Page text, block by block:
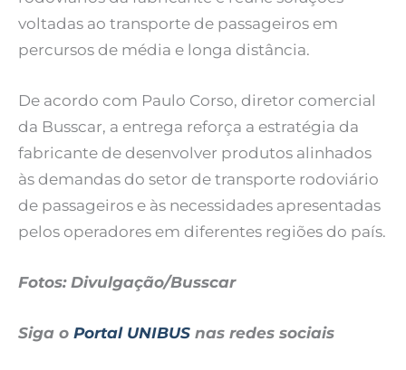
voltadas ao transporte de passageiros em
percursos de média e longa distância.
De acordo com Paulo Corso, diretor comercial
da Busscar, a entrega reforça a estratégia da
fabricante de desenvolver produtos alinhados
às demandas do setor de transporte rodoviário
de passageiros e às necessidades apresentadas
pelos operadores em diferentes regiões do país.
Fotos: Divulgação/Busscar
Siga o Portal UNIBUS nas redes sociais